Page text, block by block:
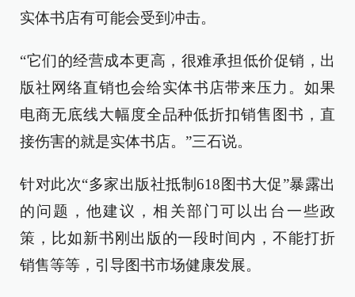
实体书店有可能会受到冲击。
“它们的经营成本更高，很难承担低价促销，出
版社网络直销也会给实体书店带来压力。如果
电商无底线大幅度全品种低折扣销售图书，直
接伤害的就是实体书店。”三石说。
针对此次“多家出版社抵制618图书大促”暴露出
的问题，他建议，相关部门可以出台一些政
策，比如新书刚出版的一段时间内，不能打折
销售等等，引导图书市场健康发展。